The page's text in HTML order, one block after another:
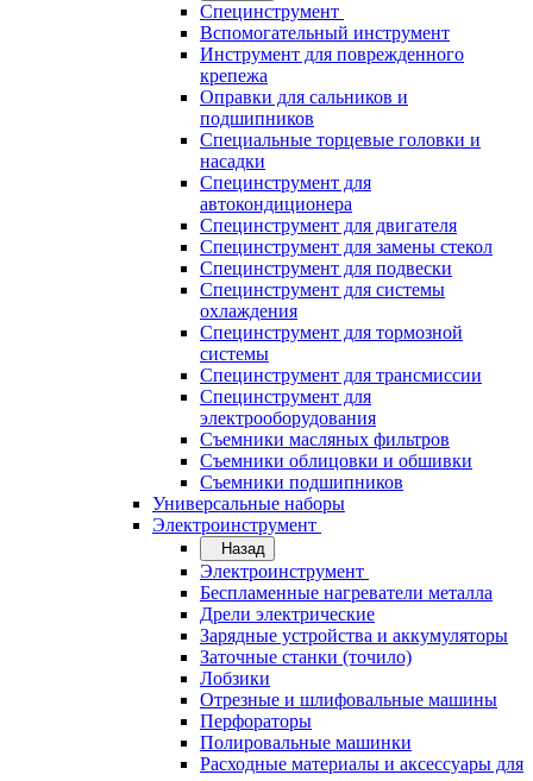
Специнструмент
Вспомогательный инструмент
Инструмент для поврежденного
крепежа
Оправки для сальников и
подшипников
Специальные торцевые головки и
насадки
Специнструмент для
автокондиционера
Специнструмент для двигателя
Специнструмент для замены стекол
Специнструмент для подвески
Специнструмент для системы
охлаждения
Специнструмент для тормозной
системы
Специнструмент для трансмиссии
Специнструмент для
электрооборудования
Съемники масляных фильтров
Съемники облицовки и обшивки
Съемники подшипников
Универсальные наборы
Электроинструмент
Назад
Электроинструмент
Беспламенные нагреватели металла
Дрели электрические
Зарядные устройства и аккумуляторы
Заточные станки (точило)
Лобзики
Отрезные и шлифовальные машины
Перфораторы
Полировальные машинки
Расходные материалы и аксессуары для